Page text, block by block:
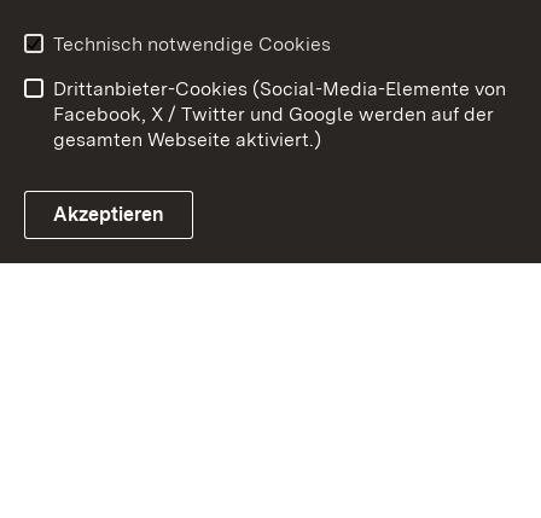
Link zum Landesportal
Barrierefreiheit
Impressum Cookies
Technisch notwendige Cookies
Drittanbieter-Cookies (Social-Media-Elemente von
Facebook, X / Twitter und Google werden auf der
gesamten Webseite aktiviert.)
Akzeptieren